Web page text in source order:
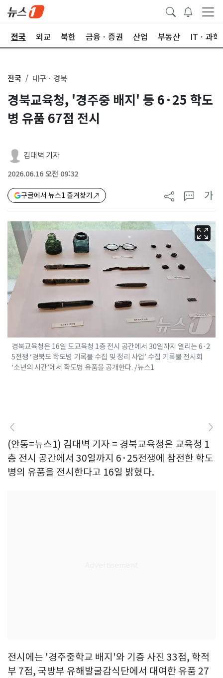
전국 외교 북한 금융ㆍ증권 산업 부동산 ITㆍ과학
전국 대구ㆍ경북
경북교육청, '경주중 배지' 등 6·25 학도
병 유품 67점 전시
김대벽 기자
2026.06.16 오전 09:32
구글에서 뉴스1 즐겨찾기 가
경북교육청은 16일 도교육청 1층 전시 공간에서 30일까지 열리는 6·2
5전쟁 ‘경북도 학도병 기록물 수집 및 정리 사업’ 수집 기록물 전시회
‘소년의 시간’에서 학도병 유품을 공개한다. /뉴스1
(안동=뉴스1) 김대벽 기자 = 경북교육청은 교육청 1
층 전시 공간에서 30일까지 6·25전쟁에 참전한 학도
병의 유품을 전시한다고 16일 밝혔다.
전시에는 '경주중학교 배지'와 기증 사진 33점, 학적
부 7점, 국방부 유해발굴감식단에서 대여한 유품 27